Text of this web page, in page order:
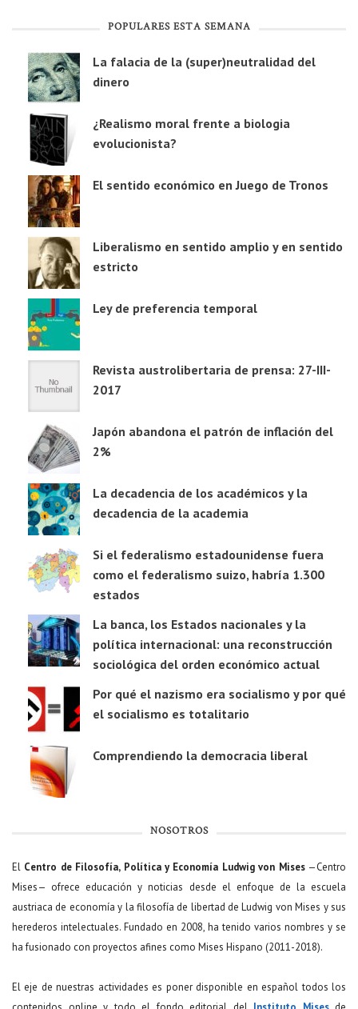
POPULARES ESTA SEMANA
La falacia de la (super)neutralidad del
dinero
¿Realismo moral frente a biologia
evolucionista?
El sentido económico en Juego de Tronos
Liberalismo en sentido amplio y en sentido
estricto
Ley de preferencia temporal
Revista austrolibertaria de prensa: 27-III-
2017
Japón abandona el patrón de inflación del
2%
La decadencia de los académicos y la
decadencia de la academia
Si el federalismo estadounidense fuera
como el federalismo suizo, habría 1.300
estados
La banca, los Estados nacionales y la
política internacional: una reconstrucción
sociológica del orden económico actual
Por qué el nazismo era socialismo y por qué
el socialismo es totalitario
Comprendiendo la democracia liberal
NOSOTROS
El Centro de Filosofía, Política y Economía Ludwig von Mises—Centro
Mises— ofrece educación y noticias desde el enfoque de la escuela
austriaca de economía y la filosofía de libertad de Ludwig von Mises y sus
herederos intelectuales. Fundado en 2008, ha tenido varios nombres y se
ha fusionado con proyectos afines como Mises Hispano (2011-2018).
El eje de nuestras actividades es poner disponible en español todos los